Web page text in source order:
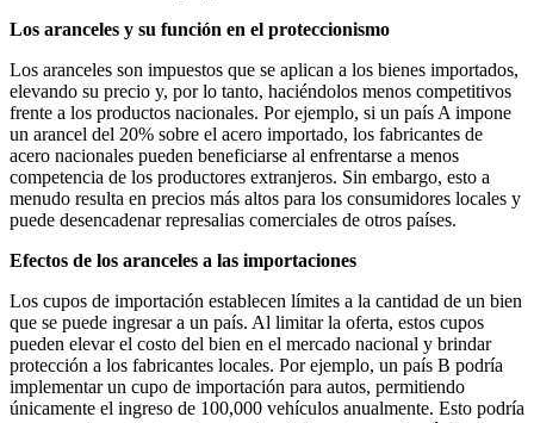
Los aranceles y su función en el proteccionismo
Los aranceles son impuestos que se aplican a los bienes importados,
elevando su precio y, por lo tanto, haciéndolos menos competitivos
frente a los productos nacionales. Por ejemplo, si un país A impone
un arancel del 20% sobre el acero importado, los fabricantes de
acero nacionales pueden beneficiarse al enfrentarse a menos
competencia de los productores extranjeros. Sin embargo, esto a
menudo resulta en precios más altos para los consumidores locales y
puede desencadenar represalias comerciales de otros países.
Efectos de los aranceles a las importaciones
Los cupos de importación establecen límites a la cantidad de un bien
que se puede ingresar a un país. Al limitar la oferta, estos cupos
pueden elevar el costo del bien en el mercado nacional y brindar
protección a los fabricantes locales. Por ejemplo, un país B podría
implementar un cupo de importación para autos, permitiendo
únicamente el ingreso de 100,000 vehículos anualmente. Esto podría